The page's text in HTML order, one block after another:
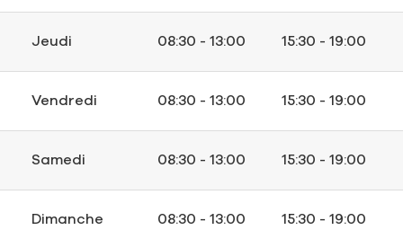
Jeudi 08:30 - 13:00 15:30 - 19:00
Vendredi 08:30 - 13:00 15:30 - 19:00
Samedi 08:30 - 13:00 15:30 - 19:00
Dimanche 08:30 - 13:00 15:30 - 19:00